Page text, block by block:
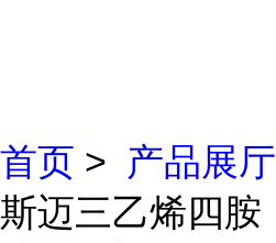
首页 > 产品展厅
斯迈三乙烯四胺